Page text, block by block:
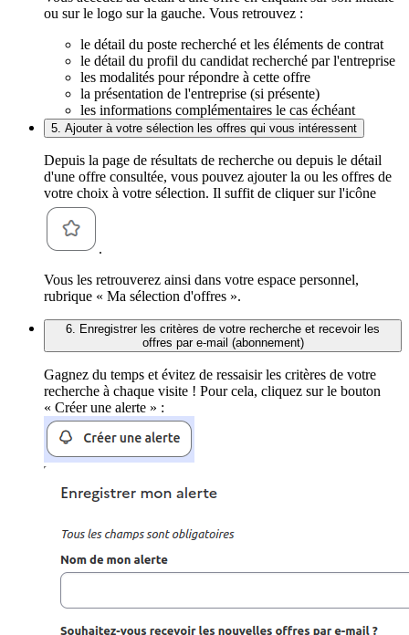
ou sur le logo sur la gauche. Vous retrouvez :
le détail du poste recherché et les éléments de contrat
le détail du profil du candidat recherché par l'entreprise
les modalités pour répondre à cette offre
la présentation de l'entreprise (si présente)
les informations complémentaires le cas échéant
5. Ajouter à votre sélection les offres qui vous intéressent
Depuis la page de résultats de recherche ou depuis le détail
d'une offre consultée, vous pouvez ajouter la ou les offres de
votre choix à votre sélection. Il suffit de cliquer sur l'icône
.
Vous les retrouverez ainsi dans votre espace personnel,
rubrique « Ma sélection d'offres ».
6. Enregistrer les critères de votre recherche et recevoir les
offres par e-mail (abonnement)
Gagnez du temps et évitez de ressaisir les critères de votre
recherche à chaque visite ! Pour cela, cliquez sur le bouton
« Créer une alerte » :